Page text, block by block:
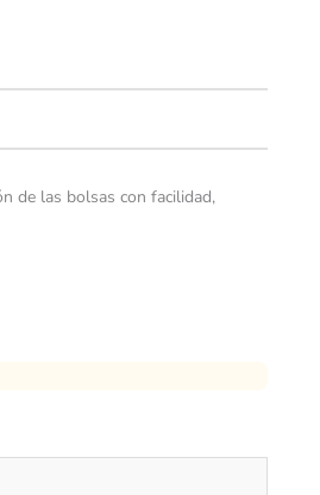
de las bolsas con facilidad,